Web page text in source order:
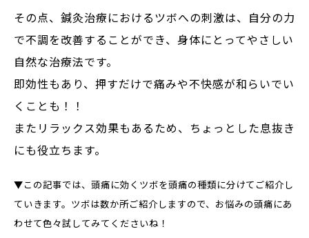
その点、鍼灸治療におけるツボへの刺激は、自分の力
で不調を改善することができ、身体にとってやさしい
自然な治療法です。
即効性もあり、押すだけで痛みや不快感が和らいでい
くことも！！
またリラックス効果もあるため、ちょっとした息抜き
にも役立ちます。
▼この記事では、頭痛に効くツボを頭痛の種類に分けてご紹介し
ていきます。ツボは数か所ご紹介しますので、お悩みの頭痛にあ
わせて色々試してみてくださいね！